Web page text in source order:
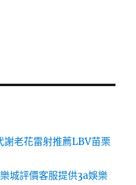
謝老花雷射推薦LBV苗栗
城評價客服提供3a娛樂